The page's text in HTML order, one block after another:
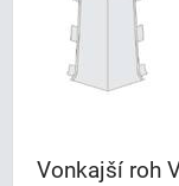
Vonkajší roh